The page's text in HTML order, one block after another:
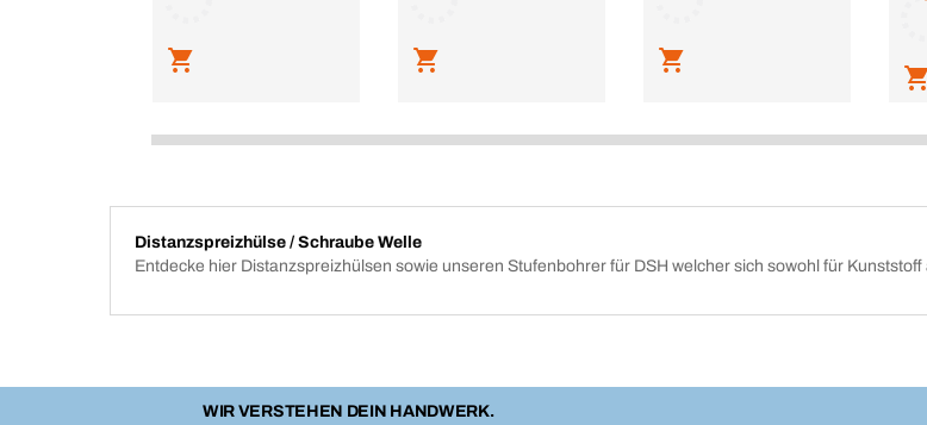
Distanzspreizhülse / Schraube Welle
Entdecke hier Distanzspreizhülsen sowie unseren Stufenbohrer für DSH welcher sich sowohl für
WIR VERSTEHEN DEIN HANDWERK.